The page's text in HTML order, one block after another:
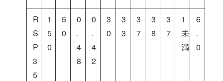
R
S
P
3
5
1
5
0
5
0
0
.
4
8
0
.
4
2
3
0
3
3
3
7
3
8
3
7
1
未
満
6
.
0